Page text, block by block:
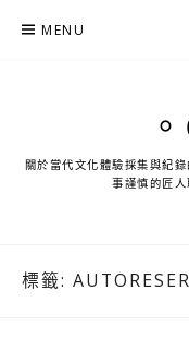
MENU
關於當代文化體驗採集與紀
事謹慎的匠人
標籤: